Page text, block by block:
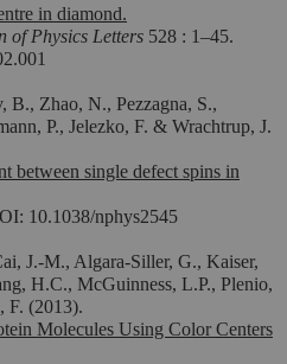
in diamond.
of Physics Letters 528 : 1–45.
B., Zhao, N., Pezzagna, S.,
P., Jelezko, F. & Wrachtrup, J.
between single defect spins in
10.1038/nphys2545
J.-M., Algara-Siller, G., Kaiser,
H.C., McGuinness, L.P., Plenio,
F. (2013).
Molecules Using Color Centers